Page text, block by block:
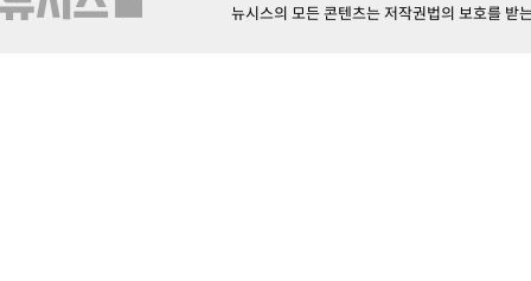
뉴시스의 모든 콘텐츠는 저작권법의 보호를